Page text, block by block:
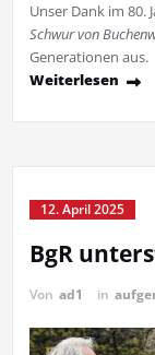
Unser Dank im 80.
Schwur von
Generationen aus.
Weiterlesen
12. April 2025
BgR
Von ad1 in